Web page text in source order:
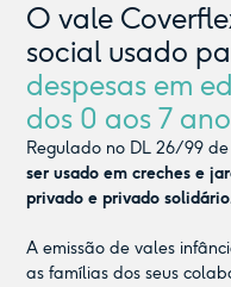
O vale
social usado
despesas em
dos 0 aos 7
Regulado no DL 26/99
ser usado em creches e
privado e privado
A emissão de vales
as famílias dos seus